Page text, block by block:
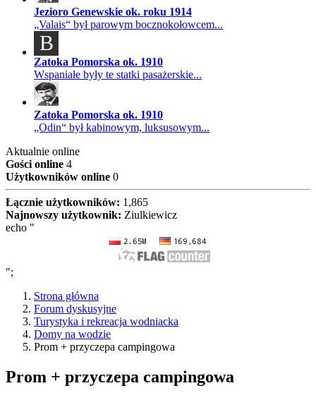
Jezioro Genewskie ok. roku 1914
„Valais“ był parowym bocznokołowcem...
B
Zatoka Pomorska ok. 1910
Wspaniałe były te statki pasażerskie...
Zatoka Pomorska ok. 1910
„Odin“ był kabinowym, luksusowym...
Aktualnie online
Gości online 4
Użytkowników online 0
Łącznie użytkowników: 1,865
Najnowszy użytkownik: Ziulkiewicz
echo "
";
Strona główna
Forum dyskusyjne
Turystyka i rekreacja wodniacka
Domy na wodzie
Prom + przyczepa campingowa
Prom + przyczepa campingowa